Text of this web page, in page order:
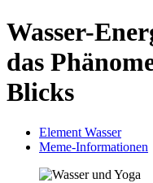
Wasser-
das
Blicks
Element Wasser
Meme-Informationen